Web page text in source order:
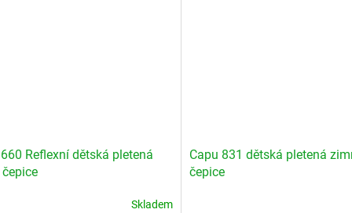
Reflexní dětská pletená
Skladem
Capu 831 dětská pletená
čepice